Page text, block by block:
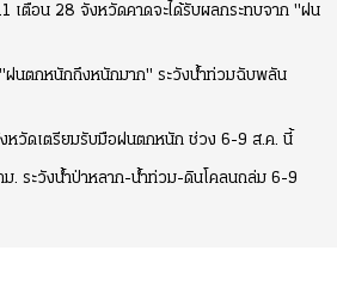
เตือน 28 จังหวัดคาดจะได้รับผลกระทบจาก "ฝน
ฝนตกหนักถึงหนักมาก" ระวังน้ำท่วมฉับพลัน
หวัดเตรียมรับมือฝนตกหนัก ช่วง 6-9 ส.ค. นี้
. ระวังน้ำป่าหลาก-น้ำท่วม-ดินโคลนถล่ม 6-9